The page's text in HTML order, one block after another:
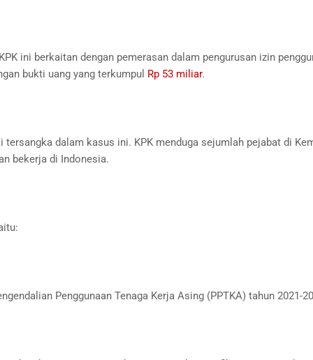
ini berkaitan dengan pemerasan dalam pengurusan izin
bukti uang yang terkumpul Rp 53 miliar.
dalam kasus ini. KPK menduga sejumlah pejabat di
bekerja di Indonesia.
Penggunaan Tenaga Kerja Asing (PPTKA) tahun 2021-